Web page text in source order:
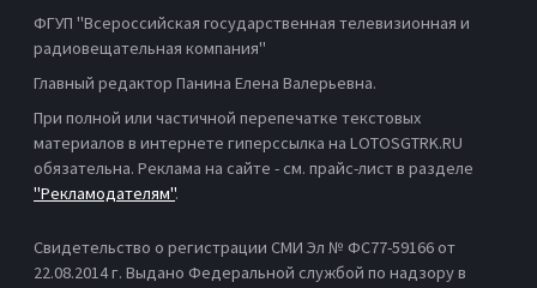
ФГУП "Всероссийская государственная телевизионная и
радиовещательная компания"
Главный редактор Панина Елена Валерьевна.
При полной или частичной перепечатке текстовых
материалов в интернете гиперссылка на LOTOSGTRK.RU
обязательна. Реклама на сайте - см. прайс-лист в разделе
"Рекламодателям".
Свидетельство о регистрации СМИ Эл № ФС77-59166 от
22.08.2014 г. Выдано Федеральной службой по надзору в